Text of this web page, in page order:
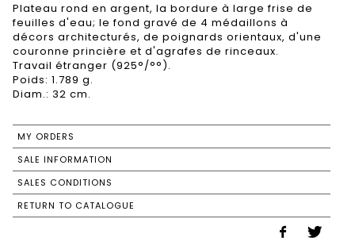
Plateau rond en argent, la bordure à large frise de
feuilles d'eau; le fond gravé de 4 médaillons à
décors architecturés, de poignards orientaux, d'une
couronne princière et d'agrafes de rinceaux.
Travail étranger (925°/°°).
Poids: 1.789 g.
Diam.: 32 cm.
MY ORDERS
SALE INFORMATION
SALES CONDITIONS
RETURN TO CATALOGUE